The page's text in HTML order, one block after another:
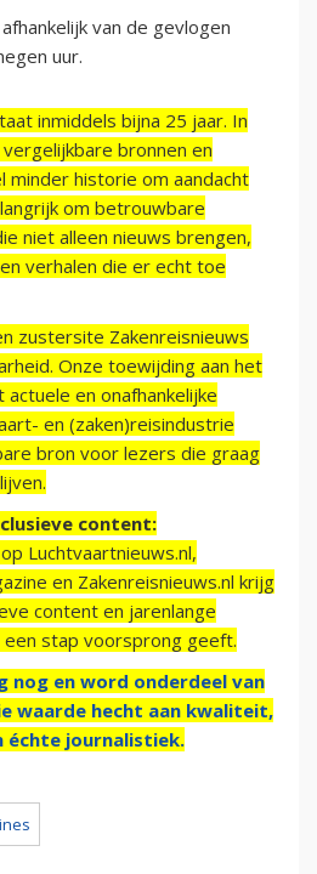
van de gevlogen
uur.
inmiddels bijna 25 jaar. In
bronnen en
minder historie om aandacht
om betrouwbare
niet alleen nieuws brengen,
verhalen die er echt toe
zustersite Zakenreisnieuws
Onze toewijding aan het
en onafhankelijke
en (zaken)reisindustrie
bron voor lezers die graag
content:
Luchtvaartnieuws.nl,
en Zakenreisnieuws.nl krijg
content en jarenlange
stap voorsprong geeft.
nog en word onderdeel van
waarde hecht aan kwaliteit,
échte journalistiek.